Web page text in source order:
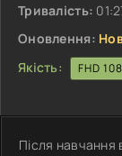
Тривалість:
Оновлення:
Якість:
FHD
Після навчання